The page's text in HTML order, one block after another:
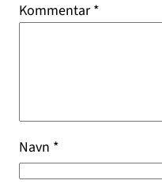
Kommentar*
Navn *